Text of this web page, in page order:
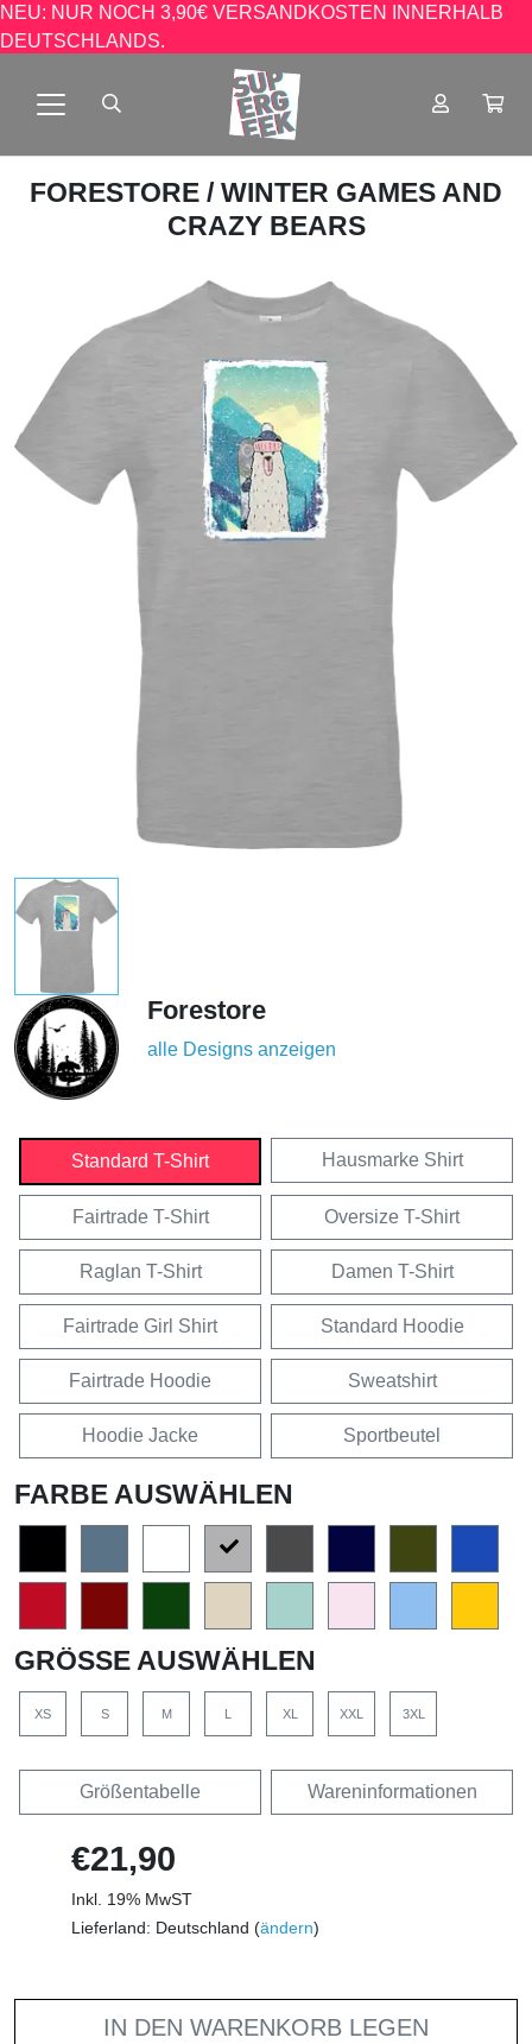
NEU: NUR NOCH 3,90€ VERSANDKOSTEN INNERHALB
DEUTSCHLANDS.
FORESTORE / WINTER GAMES AND
CRAZY BEARS
Forestore
alle Designs anzeigen
Standard T-Shirt Hausmarke Shirt
Fairtrade T-Shirt Oversize T-Shirt
Raglan T-Shirt Damen T-Shirt
Fairtrade Girl Shirt Standard Hoodie
Fairtrade Hoodie Sweatshirt
Hoodie Jacke Sportbeutel
FARBE AUSWÄHLEN
GRÖSSE AUSWÄHLEN
XS S M L XL XXL 3XL
Größentabelle Wareninformationen
€21,90
Inkl. 19% MwST
Lieferland: Deutschland (ändern)
IN DEN WARENKORB LEGEN